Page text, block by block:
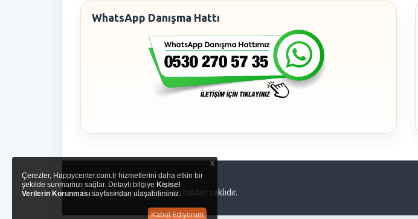
WhatsApp Danışma Hattı
© 2026 Happy Center. Tüm hakları saklıdır.
x
Çerezler, Happycenter.com.tr hizmetlerini daha etkin bir
şekilde sunmamızı sağlar. Detaylı bilgiye Kişisel
Verilerin Korunmasısayfasından ulaşabilirsiniz.
Kabul Ediyorum